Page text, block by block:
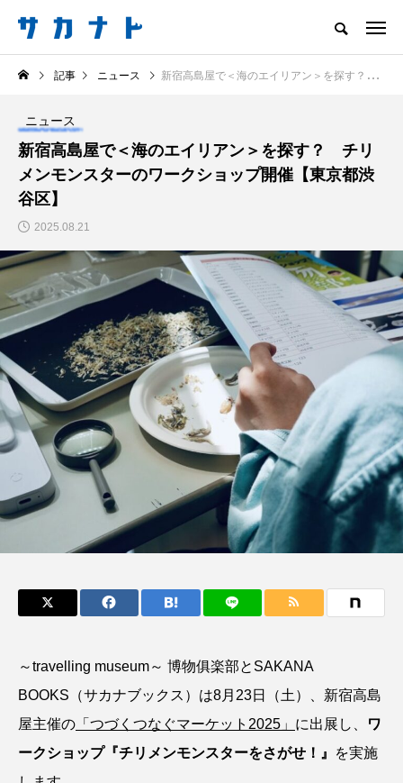
サカナをもっと好きになる
知る 食べる 楽しむ 創る
注目記事 サカナを知ろう
食べる
＜ツバメウオ＞は意外
と美味しい！ “でかい
鰭”が特徴的な魚を実
際に食べてみた
椎名まさ
と
2026.08.05
意外と簡単！ 100均で
買った道具で＜魚のは
く製＞を作ってみた
夏休みの自由研究にい
かが？
みのり
2026.06.02
キーワードから探す
アイゴ アイナメ アオウオ アオザメ
アオリイカ アカアジ アカカサゴ
アカクラゲ アカザ アカハタ
アカムツ アカメ アクアリウム
記事 ニュース 新宿高島屋で＜海のエイリアン＞を探す？ チリメンモンスターのワークショップ開催【東京都渋谷区】
ニュース
新宿高島屋で＜海のエイリアン＞を探す？ チリ
メンモンスターのワークショップ開催【東京都渋
谷区】
2025.08.21
～travelling museum～ 博物俱楽部とSAKANA
BOOKS（サカナブックス）は8月23日（土）、新宿高島
屋主催の 「つづくつなぐマーケット2025」 に出展し、
ワ
ークショップ『チリメンモンスターをさがせ！』
を実施